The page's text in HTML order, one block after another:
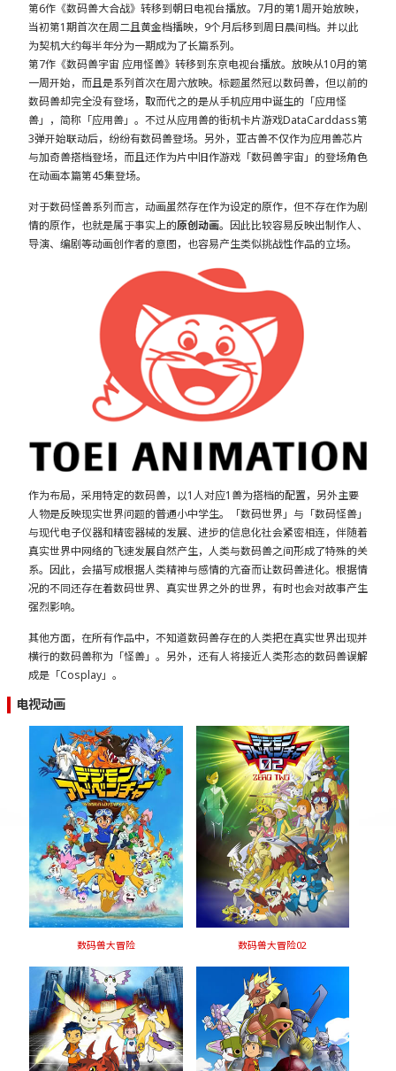
第6作《数码兽大合战》转移到朝日电视台播放。7月的第1周开始放映，
当初第1期首次在周二且黄金档播映，9个月后移到周日晨间档。并以此
为契机大约每半年分为一期成为了长篇系列。
第7作《数码兽宇宙 应用怪兽》转移到东京电视台播放。放映从10月的第
一周开始，而且是系列首次在周六放映。标题虽然冠以数码兽，但以前的
数码兽却完全没有登场，取而代之的是从手机应用中诞生的「应用怪
兽」，简称「应用兽」。不过从应用兽的街机卡片游戏DataCarddass第
3弹开始联动后，纷纷有数码兽登场。另外，亚古兽不仅作为应用兽芯片
与加奇兽搭档登场，而且还作为片中旧作游戏「数码兽宇宙」的登场角色
在动画本篇第45集登场。
对于数码怪兽系列而言，动画虽然存在作为设定的原作，但不存在作为剧
情的原作，也就是属于事实上的原创动画。因此比较容易反映出制作人、
导演、编剧等动画创作者的意图，也容易产生类似挑战性作品的立场。
作为布局，采用特定的数码兽，以1人对应1兽为搭档的配置，另外主要
人物是反映现实世界问题的普通小中学生。「数码世界」与「数码怪兽」
与现代电子仪器和精密器械的发展、进步的信息化社会紧密相连，伴随着
真实世界中网络的飞速发展自然产生，人类与数码兽之间形成了特殊的关
系。因此，会描写成根据人类精神与感情的亢奋而让数码兽进化。根据情
况的不同还存在着数码世界、真实世界之外的世界，有时也会对故事产生
强烈影响。
其他方面，在所有作品中，不知道数码兽存在的人类把在真实世界出现并
横行的数码兽称为「怪兽」。另外，还有人将接近人类形态的数码兽误解
成是「Cosplay」。
电视动画
数码兽大冒险 数码兽大冒险02